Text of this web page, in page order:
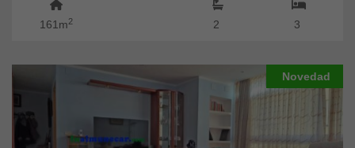
161m2 3
2
Novedad